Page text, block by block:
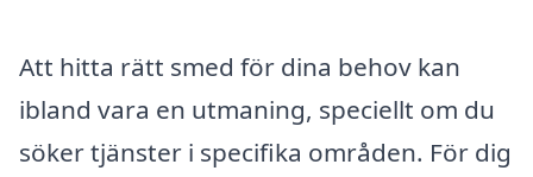
Att hitta rätt smed för dina behov kan
ibland vara en utmaning, speciellt om du
söker tjänster i specifika områden. För dig